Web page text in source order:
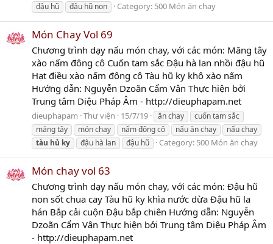
đậu hũ
đậu hũ non Category: 500 Món ăn chay
Món Chay Vol 69
Chương trình dạy nấu món chay, với các món: Măng tây
xào nấm đông cô Cuốn tam sắc Đậu hà lan nhồi đậu hũ
Hạt điều xào nấm đông cô Tàu hũ ky khô xào nấm
Hướng dẫn: Nguyễn Dzoãn Cẩm Vân Thực hiện bởi
Trung tâm Diệu Pháp Âm - http://dieuphapam.net
dieuphapam Thư viện 15/7/19 ăn chay
cuốn tam sắc
măng tây
món chay nấm đông cô nấu ăn chay
nấu chay
tàu hủ ky đậu hà lan đậu hũ Category: 500 Món ăn chay
Món chay vol 63
Chương trình dạy nấu món chay, với các món: Đậu hũ
non sốt chua cay Tàu hũ ky khìa nước dừa Đậu hũ la
hán Bắp cải cuộn Đậu bắp chiên Hướng dẫn: Nguyễn
Dzoãn Cẩm Vân Thực hiện bởi Trung tâm Diệu Pháp Âm
- http://dieuphapam.net